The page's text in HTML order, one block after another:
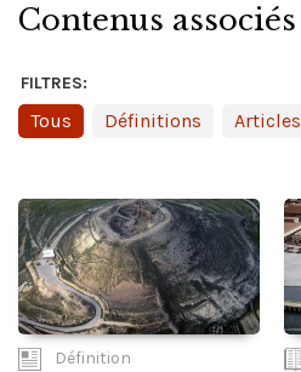
Contenus associés
FILTRES:
Tous Définitions Articles
Définition